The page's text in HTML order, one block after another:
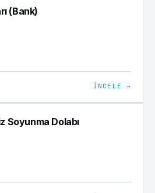
(Bank)
İNCELE →
Soyunma Dolabı